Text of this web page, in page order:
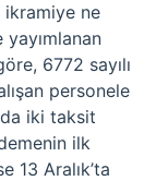
ikramiye ne
yayımlanan
6772 sayılı
personele
iki taksit
ilk
13 Aralık’ta